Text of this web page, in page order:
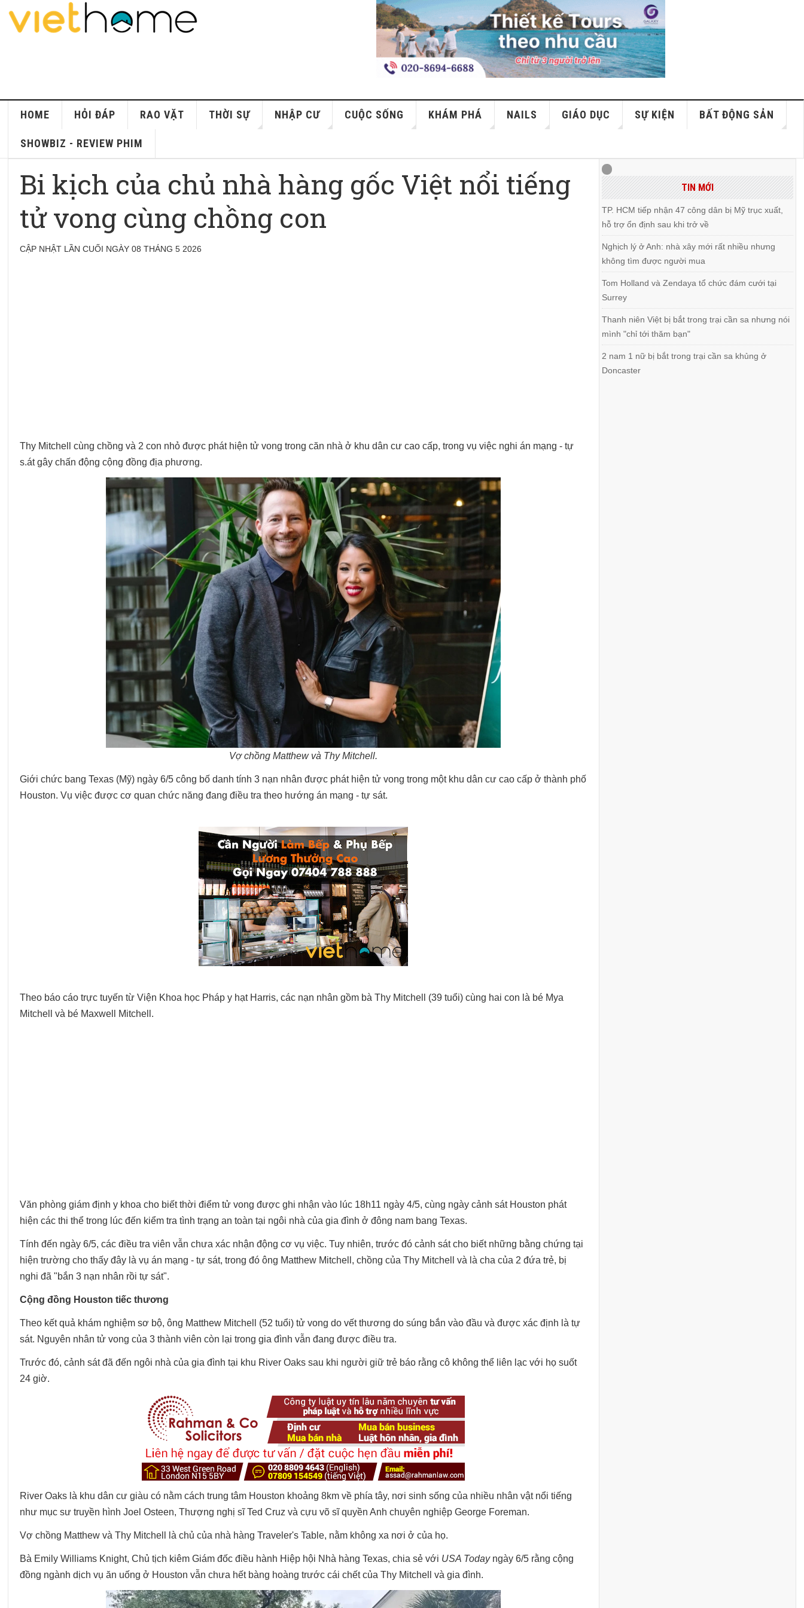
HOME HỎI ĐÁP RAO VẶT THỜI SỰ NHẬP CƯ CUỘC SỐNG KHÁM PHÁ NAILS GIÁO DỤC SỰ KIỆN BẤT ĐỘNG SẢN
SHOWBIZ - REVIEW PHIM
Bi kịch của chủ nhà hàng gốc Việt nổi tiếng
tử vong cùng chồng con
CẬP NHẬT LẦN CUỐI NGÀY 08 THÁNG 5 2026
Thy Mitchell cùng chồng và 2 con nhỏ được phát hiện tử vong trong căn nhà ở khu dân cư cao cấp, trong vụ việc nghi án mạng - tự
s.át gây chấn động cộng đồng địa phương.
Vợ chồng Matthew và Thy Mitchell.
Giới chức bang Texas (Mỹ) ngày 6/5 công bố danh tính 3 nạn nhân được phát hiện tử vong trong một khu dân cư cao cấp ở thành phố
Houston. Vụ việc được cơ quan chức năng đang điều tra theo hướng án mạng - tự sát.
Theo báo cáo trực tuyến từ Viện Khoa học Pháp y hạt Harris, các nạn nhân gồm bà Thy Mitchell (39 tuổi) cùng hai con là bé Mya
Mitchell và bé Maxwell Mitchell.
Văn phòng giám định y khoa cho biết thời điểm tử vong được ghi nhận vào lúc 18h11 ngày 4/5, cùng ngày cảnh sát Houston phát
hiện các thi thể trong lúc đến kiểm tra tình trạng an toàn tại ngôi nhà của gia đình ở đông nam bang Texas.
Tính đến ngày 6/5, các điều tra viên vẫn chưa xác nhận động cơ vụ việc. Tuy nhiên, trước đó cảnh sát cho biết những bằng chứng tại
hiện trường cho thấy đây là vụ án mạng - tự sát, trong đó ông Matthew Mitchell, chồng của Thy Mitchell và là cha của 2 đứa trẻ, bị
nghi đã "bắn 3 nạn nhân rồi tự sát".
Cộng đồng Houston tiếc thương
Theo kết quả khám nghiệm sơ bộ, ông Matthew Mitchell (52 tuổi) tử vong do vết thương do súng bắn vào đầu và được xác định là tự
sát. Nguyên nhân tử vong của 3 thành viên còn lại trong gia đình vẫn đang được điều tra.
Trước đó, cảnh sát đã đến ngôi nhà của gia đình tại khu River Oaks sau khi người giữ trẻ báo rằng cô không thể liên lạc với họ suốt
24 giờ.
River Oaks là khu dân cư giàu có nằm cách trung tâm Houston khoảng 8km về phía tây, nơi sinh sống của nhiều nhân vật nổi tiếng
như mục sư truyền hình Joel Osteen, Thượng nghị sĩ Ted Cruz và cựu võ sĩ quyền Anh chuyên nghiệp George Foreman.
Vợ chồng Matthew và Thy Mitchell là chủ của nhà hàng Traveler's Table, nằm không xa nơi ở của họ.
Bà Emily Williams Knight, Chủ tịch kiêm Giám đốc điều hành Hiệp hội Nhà hàng Texas, chia sẻ với USA Todayngày 6/5 rằng cộng
đồng ngành dịch vụ ăn uống ở Houston vẫn chưa hết bàng hoàng trước cái chết của Thy Mitchell và gia đình.
TIN MỚI
TP. HCM tiếp nhận 47 công dân bị Mỹ trục xuất,
hỗ trợ ổn định sau khi trở về
Nghịch lý ở Anh: nhà xây mới rất nhiều nhưng
không tìm được người mua
Tom Holland và Zendaya tổ chức đám cưới tại
Surrey
Thanh niên Việt bị bắt trong trại cần sa nhưng nói
mình "chỉ tới thăm bạn"
2 nam 1 nữ bị bắt trong trại cần sa khủng ở
Doncaster